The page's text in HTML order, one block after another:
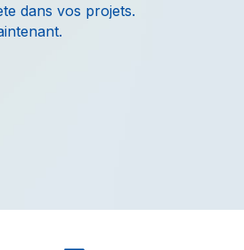
dans vos projets.